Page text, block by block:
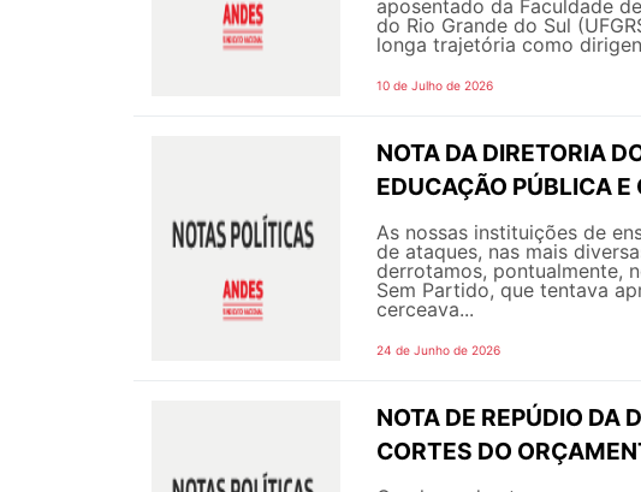
aposentado da Faculdade
do Rio Grande do Sul
longa trajetória como
10 de Julho de 2026
NOTA DA DIRETORIA
EDUCAÇÃO PÚBLICA
As nossas instituições de
de ataques, nas mais
derrotamos, pontualmente,
Sem Partido, que tentava
cerceava...
24 de Junho de 2026
NOTA DE REPÚDIO DA
CORTES DO